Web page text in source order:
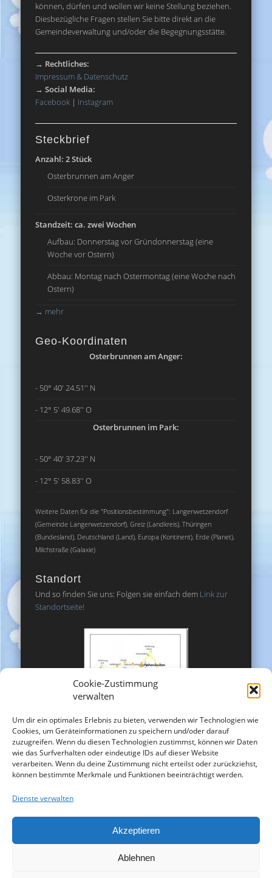
Cookie-Zustimmung
verwalten
Um dir ein optimales Erlebnis zu bieten, verwenden wir Technologien wie
Cookies, um Geräteinformationen zu speichern und/oder darauf
zuzugreifen. Wenn du diesen Technologien zustimmst, können wir Daten
wie das Surfverhalten oder eindeutige IDs auf dieser Website
verarbeiten. Wenn du deine Zustimmung nicht erteilst oder zurückziehst,
können bestimmte Merkmale und Funktionen beeinträchtigt werden.
Dienste verwalten
Akzeptieren
Ablehnen
können, dürfen und wollen wir keine Stellung beziehen.
Diesbezügliche Fragen stellen Sie bitte direkt an die
Gemeindeverwaltung und/oder die Begegnungsstätte.
→ Rechtliches:
Impressum & Datenschutz
→Social Media:
Facebook | Instagram
Steckbrief
Anzahl: 2 Stück
Osterbrunnen am Anger
Osterkrone im Park
Standzeit: ca. zwei Wochen
Aufbau: Donnerstag vor Gründonnerstag (eine
Woche vor Ostern)
Abbau: Montag nach Ostermontag (eine Woche nach
Ostern)
→ mehr
Geo-Koordinaten
Osterbrunnen am Anger:
- 50° 40' 24.51'' N
- 12° 5' 49.68'' O
Osterbrunnen im Park:
- 50° 40' 37.23'' N
- 12° 5' 58.83'' O
Weitere Daten für die "Positionsbestimmung": Langenwetzendorf
(Gemeinde Langenwetzendorf), Greiz (Landkreis), Thüringen
(Bundesland), Deutschland (Land), Europa (Kontinent), Erde (Planet),
Milchstraße (Galaxie)
Standort
Und so finden Sie uns: Folgen sie einfach dem Link zur
Standortseite!